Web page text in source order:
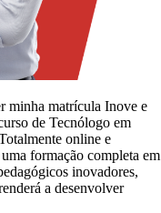
minha matrícula Inove e
de Tecnólogo em
online e
formação completa em
inovadores,
a desenvolver